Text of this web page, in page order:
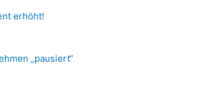
erhöht!
„pausiert“